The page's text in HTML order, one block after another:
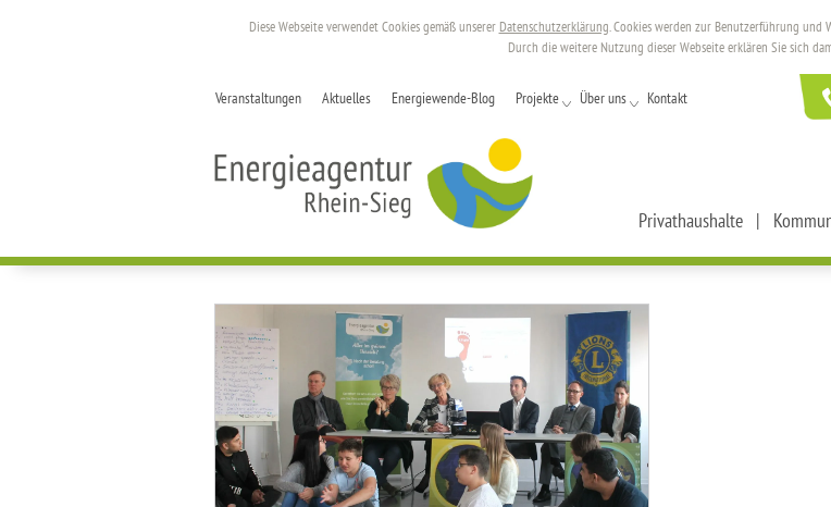
Veranstaltungen Aktuelles Energiewende-Blog Projekte Über uns Kontakt
Privathaushalte
Diese Webseite verwendet Cookies gemäß unserer Datenschutzerklärung. Cookies werden zur Benutzerführung und
Durch die weitere Nutzung dieser Webseite erklären Sie sich